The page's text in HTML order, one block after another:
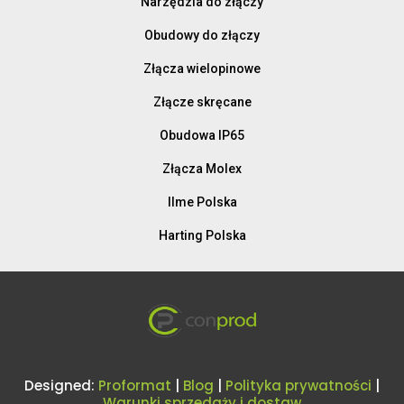
Obudowy do złączy
Złącza wielopinowe
Złącze skręcane
Obudowa IP65
Złącza Molex
Ilme Polska
Harting Polska
Designed: Proformat Blog Polityka prywatności